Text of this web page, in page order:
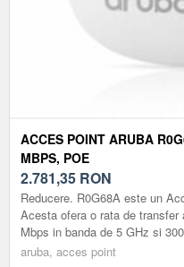
ACCES POINT ARUBA
MBPS, POE
2.781,35 RON
Reducere. R0G68A este un
Acesta ofera o rata de
Mbps in banda de 5 GHz si
aruba, acces point